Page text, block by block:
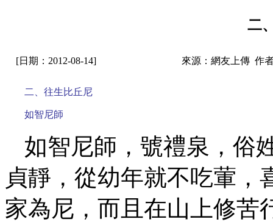
二
[日期：2012-08-14] 來源：網友上傳 作
二、往生比丘尼
如智尼師
如智尼師，號禮泉，俗
貞靜，從幼年就不吃葷，
家為尼，而且在山上修苦